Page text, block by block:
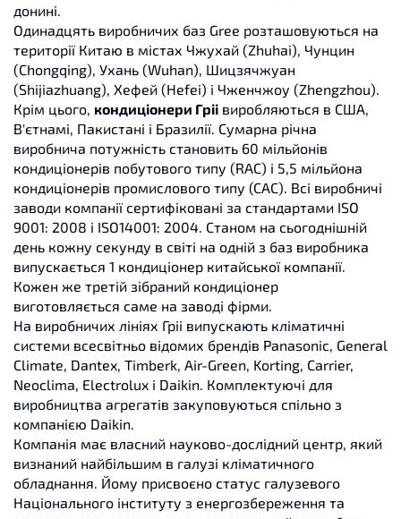
донині.
Одинадцять виробничих баз Gree розташовуються на
території Китаю в містах Чжухай (Zhuhai), Чунцин
(Chongqing), Ухань (Wuhan), Шицзячжуан
(Shijiazhuang), Хефей (Hefei) і Чженчжоу (Zhengzhou).
Крім цього, кондиціонери Гріі виробляються в США,
В'єтнамі, Пакистані і Бразилії. Сумарна річна
виробнича потужність становить 60 мільйонів
кондиціонерів побутового типу (RAC) і 5,5 мільйона
кондиціонерів промислового типу (САС). Всі виробничі
заводи компанії сертифіковані за стандартами ISO
9001: 2008 і ISO14001: 2004. Станом на сьогоднішній
день кожну секунду в світі на одній з баз виробника
випускається 1 кондиціонер китайської компанії.
Кожен же третій зібраний кондиціонер
виготовляється саме на заводі фірми.
На виробничих лініях Гріі випускають кліматичні
системи всесвітньо відомих брендів Panasonic, General
Climate, Dantex, Timberk, Air-Green, Korting, Carrier,
Neoclima, Electrolux і Daikin. Комплектуючі для
виробництва агрегатів закуповуються спільно з
компанією Daikin.
Компанія має власний науково-дослідний центр, який
визнаний найбільшим в галузі кліматичного
обладнання. Йому присвоєно статус галузевого
Національного інституту з енергозбереження та